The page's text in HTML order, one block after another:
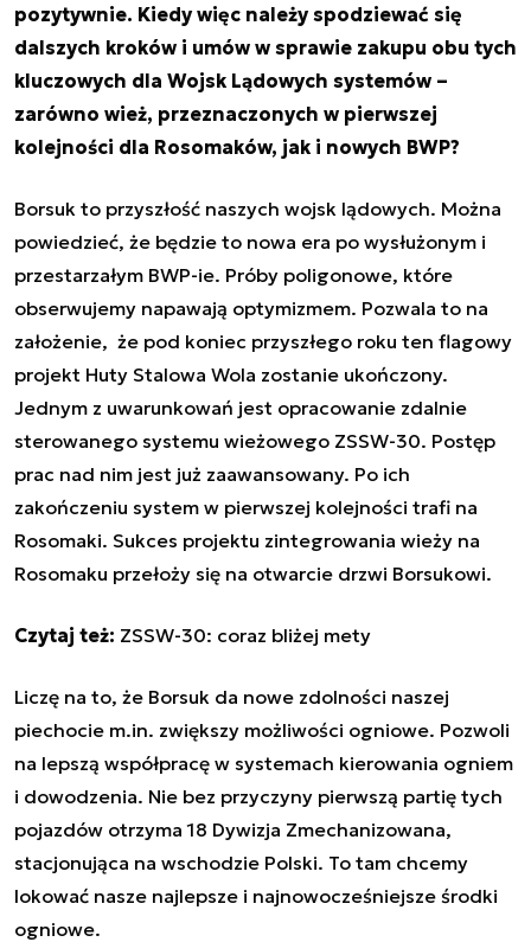
pozytywnie. Kiedy więc należy spodziewać się
dalszych kroków i umów w sprawie zakupu obu tych
kluczowych dla Wojsk Lądowych systemów –
zarówno wież, przeznaczonych w pierwszej
kolejności dla Rosomaków, jak i nowych BWP?
Borsuk to przyszłość naszych wojsk lądowych. Można
powiedzieć, że będzie to nowa era po wysłużonym i
przestarzałym BWP-ie. Próby poligonowe, które
obserwujemy napawają optymizmem. Pozwala to na
założenie, że pod koniec przyszłego roku ten flagowy
projekt Huty Stalowa Wola zostanie ukończony.
Jednym z uwarunkowań jest opracowanie zdalnie
sterowanego systemu wieżowego ZSSW-30. Postęp
prac nad nim jest już zaawansowany. Po ich
zakończeniu system w pierwszej kolejności trafi na
Rosomaki. Sukces projektu zintegrowania wieży na
Rosomaku przełoży się na otwarcie drzwi Borsukowi.
Czytaj też: ZSSW-30: coraz bliżej mety
Liczę na to, że Borsuk da nowe zdolności naszej
piechocie m.in. zwiększy możliwości ogniowe. Pozwoli
na lepszą współpracę w systemach kierowania ogniem
i dowodzenia. Nie bez przyczyny pierwszą partię tych
pojazdów otrzyma 18 Dywizja Zmechanizowana,
stacjonująca na wschodzie Polski. To tam chcemy
lokować nasze najlepsze i najnowocześniejsze środki
ogniowe.